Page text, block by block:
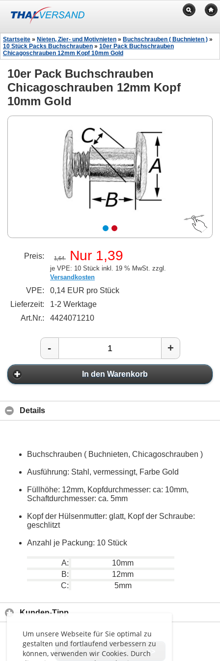
Um unsere Webseite für Sie optimal zu
gestalten und fortlaufend verbessern zu
können, verwenden wir Cookies. Durch
Startseite » Nieten, Zier- und Motivnieten » Buchschrauben ( Buchnieten ) »
10 Stück Packs Buchschrauben » 10er Pack Buchschrauben
Chicagoschrauben 12mm Kopf 10mm Gold
10er Pack Buchschrauben
Chicagoschrauben 12mm Kopf
10mm Gold
Preis: 1,64 Nur 1,39
je VPE: 10 Stück inkl. 19 % MwSt. zzgl.
Versandkosten
VPE:
0,14 EUR pro Stück
Lieferzeit:
1-2 Werktage
Art.Nr.:
4424071210
- +
In den Warenkorb
Details
Buchschrauben ( Buchnieten, Chicagoschrauben )
Ausführung: Stahl, vermessingt, Farbe Gold
Füllhöhe: 12mm, Kopfdurchmesser: ca: 10mm,
Schaftdurchmesser: ca. 5mm
Kopf der Hülsenmutter: glatt, Kopf der Schraube:
geschlitzt
Anzahl je Packung: 10 Stück
A:
10mm
B:
12mm
C:
5mm
Kunden-Tipp
<< < > >>